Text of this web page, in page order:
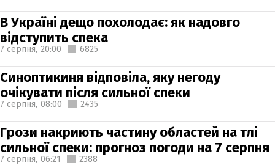
В Україні дещо похолодає: як надовго
відступить спека
7 серпня, 20:00 6825
Синоптикиня відповіла, яку негоду
очікувати після сильної спеки
7 серпня, 08:00 2435
Грози накриють частину областей на тлі
сильної спеки: прогноз погоди на 7 серпня
7 серпня, 06:21 2388